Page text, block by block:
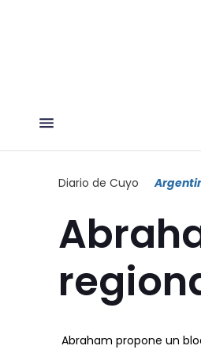
Diario de Cuyo
Abraham propone un